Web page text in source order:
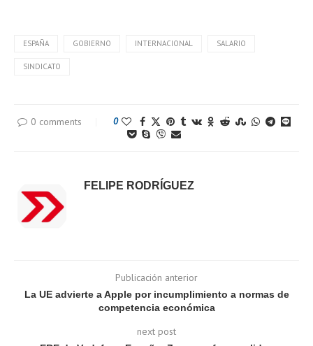
ESPAÑA GOBIERNO INTERNACIONAL SALARIO
SINDICATO
0 comments 0
FELIPE RODRÍGUEZ
Publicación anterior
La UE advierte a Apple por incumplimiento a normas de
competencia económica
next post